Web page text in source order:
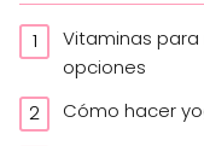
Vitaminas para
opciones
Cómo hacer